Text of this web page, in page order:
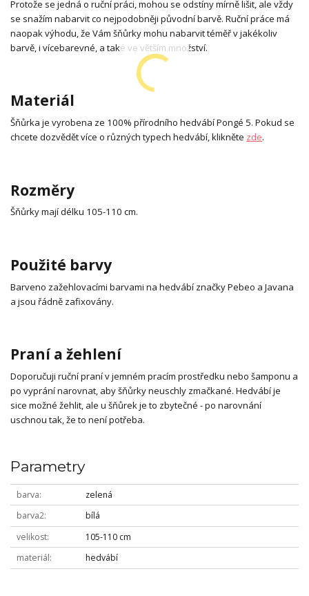
Protože se jedná o ruční práci, mohou se odstíny mírně lišit, ale vždy
se snažím nabarvit co nejpodobněji původní barvě. Ruční práce má
naopak výhodu, že Vám šňůrky mohu nabarvit téměř v jakékoliv
barvě, i vícebarevné, a také ve větším množství.
Materiál
Šňůrka je vyrobena ze 100% přírodního hedvábí Pongé 5. Pokud se
chcete dozvědět více o různých typech hedvábí, klikněte zde.
Rozměry
Šňůrky mají délku 105-110 cm.
Použité barvy
Barveno zažehlovacími barvami na hedvábí značky Pebeo a Javana
a jsou řádně zafixovány.
Praní a žehlení
Doporučuji ruční praní v jemném pracím prostředku nebo šamponu a
po vyprání narovnat, aby šňůrky neuschly zmačkané. Hedvábí je
sice možné žehlit, ale u šňůrek je to zbytečné - po narovnání
uschnou tak, že to není potřeba.
Parametry
barva
zelená
barva2
bílá
velikost
105-110 cm
materiál
hedvábí